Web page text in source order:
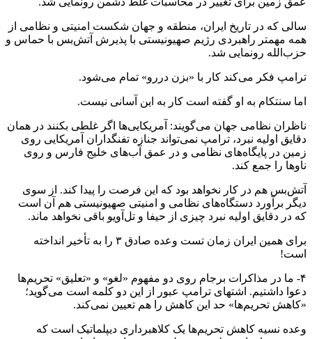
سالی که در تاریخ ایران، منطقه و جهان شکست امنیتی و نظامی از
همه مهمتر راهبردی رژیم صهیونیستی با پذیرش آتش‌بس با حماس و
حزب‌الله رونمایی شد.
ترامپ فکر می‌کند کار با «بزن دررو» تمام می‌شود.
اما سنتکام به او گفته است کار به این آسانی نیست.
ناظران نظامی جهان می‌گویند: آمریکایی‌ها اگر غلطی بکنند در همان
دقایق اولیه نبرد، ترامپ نمی‌تواند جنازه تفنگداران آمریکایی روی
زمین در پایگاه‌های نظامی و در عمق آب‌های خلیج فارس و روی
ناوها را جمع کند.
آتش‌بس هم در کار نخواهد بود که این فرصت را پیدا کند. از سوی
دیگر برآورد دستگاه‌های نظامی و امنیتی صهیونیستی هم آن است
که در دقایق اولیه نبرد چیزی از حیفا و تل‌آویو باقی نخواهد ماند.
برای همین ایران زمان تست وعده صادق ۳ را به تأخیر انداخته
است!
۴- ما در مذاکرات برجام روی دو مفهوم «لغو» و «تعلیق» تحریم‌ها
دعوا داشتیم. اشتهای ترامپ عبور از این دو کلمه است می‌گوید؛
«کاهش تحریم‌ها» حد این کاهش را هم تعیین نمی‌کند.
وعده نسیه کاهش تحریم‌ها یک کلاهبرداری دیپلماتیک است که